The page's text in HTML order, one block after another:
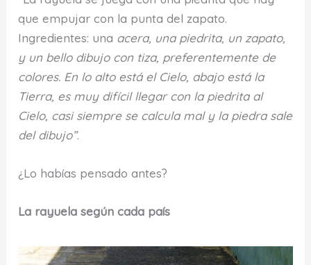
que empujar con la punta del zapato.
Ingredientes: una acera, una piedrita, un zapato,
y un bello dibujo con tiza, preferentemente de
colores. En lo alto está el Cielo, abajo está la
Tierra, es muy difícil llegar con la piedrita al
Cielo, casi siempre se calcula mal y la piedra sale
del dibujo”.
¿Lo habías pensado antes?
La rayuela según cada país